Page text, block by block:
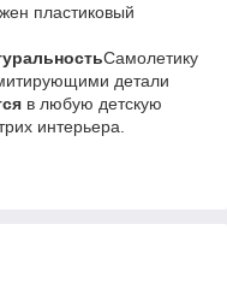
пластиковый
Самолетику
детали
в любую детскую
интерьера.